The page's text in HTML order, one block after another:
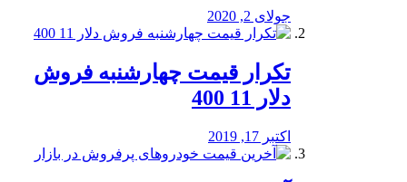
جولای 2, 2020
تکرار قیمت چهارشنبه فروش
دلار 11 400
اکتبر 17, 2019